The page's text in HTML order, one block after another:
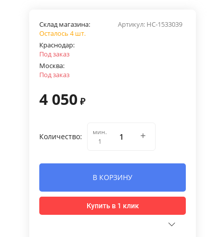
Артикул: НС-1533039
Склад магазина:
Осталось 4 шт.
Краснодар:
Под заказ
Москва:
Под заказ
4 050 ₽
Количество:
мин.
1
В КОРЗИНУ
Купить в 1 клик